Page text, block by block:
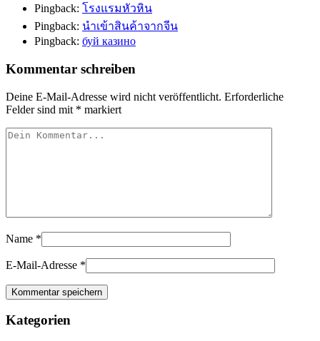
Pingback: โรงแรมหัวหิน
Pingback: นำเข้าสินค้าจากจีน
Pingback: буй казино
Kommentar schreiben
Deine E-Mail-Adresse wird nicht veröffentlicht. Erforderliche
Felder sind mit * markiert
Name *
E-Mail-Adresse *
Kategorien